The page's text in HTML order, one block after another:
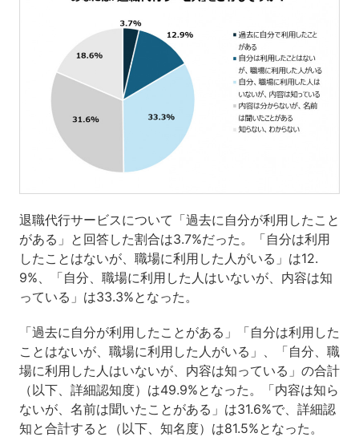
退職代行サービスについて「過去に自分が利用したこと
がある」と回答した割合は3.7%だった。「自分は利用
したことはないが、職場に利用した人がいる」は12.
9%、「自分、職場に利用した人はいないが、内容は知
っている」は33.3%となった。
「過去に自分が利用したことがある」「自分は利用した
ことはないが、職場に利用した人がいる」、「自分、職
場に利用した人はいないが、内容は知っている」の合計
（以下、詳細認知度）は49.9%となった。「内容は知ら
ないが、名前は聞いたことがある」は31.6%で、詳細認
知と合計すると（以下、知名度）は81.5%となった。